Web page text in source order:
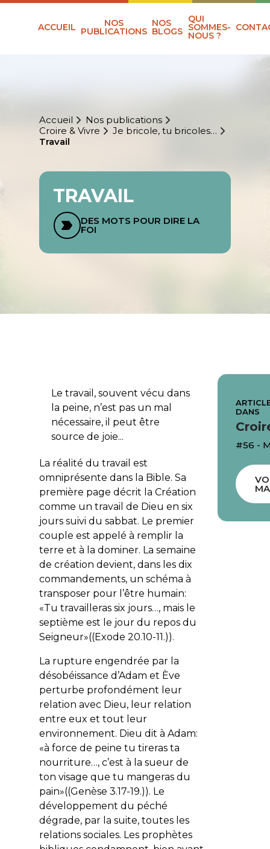
ACCUEIL NOS
PUBLICATIONS
NOS
BLOGS
QUI
SOMMES-
NOUS ?
Accueil
Nos publications
Croire & Vivre
Je bricole, tu bricoles…
Travail
TRAVAIL
DES MOTS POUR DIRE LA
FOI
Le travail, souvent vécu dans
la peine, n’est pas un mal
nécessaire, il peut être
source de joie...
La réalité du travail est
omniprésente dans la Bible. Sa
première page décrit la Création
comme un travail de Dieu en six
jours suivi du sabbat. Le premier
couple est appelé à remplir la
terre et à la dominer. La semaine
de création devient, dans les dix
commandements, un schéma à
transposer pour l’être humain:
«Tu travailleras six jours…, mais le
septième est le jour du repos du
Seigneur»((Exode 20.10-11.)).
La rupture engendrée par la
désobéissance d’Adam et Ève
perturbe profondément leur
relation avec Dieu, leur relation
entre eux et tout leur
environnement. Dieu dit à Adam:
«à force de peine tu tireras ta
nourriture…, c’est à la sueur de
ton visage que tu mangeras du
pain»((Genèse 3.17-19.)). Le
développement du péché
dégrade, par la suite, toutes les
relations sociales. Les prophètes
DANS
#56 -